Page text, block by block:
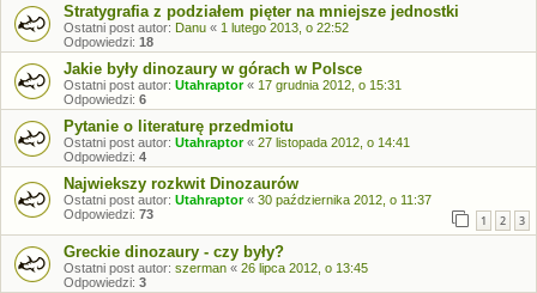
Stratygrafia z podziałem pięter na mniejsze jednostki
Ostatni post autor: Danu « 1 lutego 2013, o 22:52
Odpowiedzi: 18
Jakie były dinozaury w górach w Polsce
Ostatni post autor: Utahraptor« 17 grudnia 2012, o 15:31
Odpowiedzi: 6
Pytanie o literaturę przedmiotu
Ostatni post autor: Utahraptor« 27 listopada 2012, o 14:41
Odpowiedzi: 4
Najwiekszy rozkwit Dinozaurów
Ostatni post autor: Utahraptor« 30 października 2012, o 11:37
Odpowiedzi: 73 1 2 3
Greckie dinozaury - czy były?
Ostatni post autor: szerman « 26 lipca 2012, o 13:45
Odpowiedzi: 3